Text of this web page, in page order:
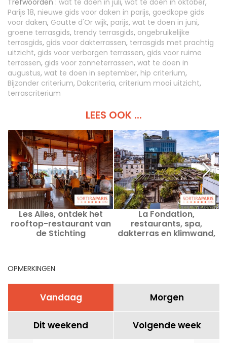
Parijs 18, nieuwe gids voor daken in parijs, goedkope gids
voor daken, Goutte d'Or wijk, parijs, wat te doen in juni,
groene terrasgids, trendy terrasgids, ongebruikelijke
terrasgids, gids voor dakterrassen, terrasgids met prachtig
uitzicht, gids voor verborgen terrassen, gids voor ruime
terrassen, gids voor zonneterrassen, wat te doen in
augustus, wat te doen in september, hip criterium,
Bijzonder criterium, Dakcriteria, criterium mooi uitzicht,
terrascriterium
LEES OOK ...
Les Ailes, ontdek het
rooftop-restaurant van
de Stichting
La Fondation,
restaurants, spa,
dakterras en klimwand,
OPMERKINGEN
Vandaag Morgen
Dit weekend Volgende week